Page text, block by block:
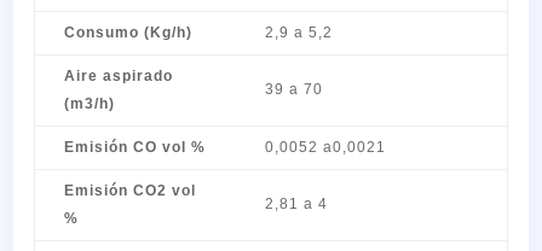
Consumo (Kg/h) 2,9 a 5,2
Aire aspirado
(m3/h)
39 a 70
Emisión CO vol % 0,0052 a0,0021
Emisión CO2 vol
%
2,81 a 4